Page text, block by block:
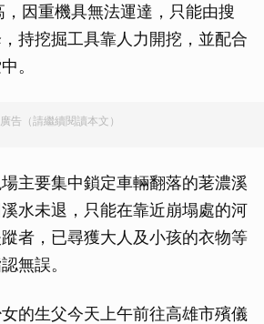
因重機具無法運達，只能由搜
持挖掘工具靠人力開挖，並配合
。
廣告（請繼續閱讀本文）
主要集中鎖定車輛翻落的荖濃溪
水未退，只能在靠近崩塌處的河
者，已尋獲大人及小孩的衣物等
無誤。
的生父今天上午前往高雄市殯儀